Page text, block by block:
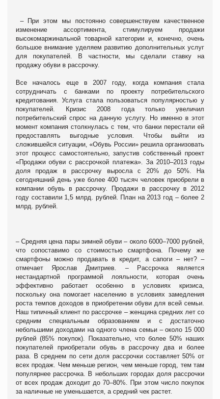
– При этом мы постоянно совершенствуем качественное
изменение ассортимента, стимулируем продажи
высокомаржинальной товарной категории и, конечно, очень
большое внимание уделяем развитию дополнительных услуг
для покупателей. В частности, мы сделали ставку на
продажу обуви в рассрочку.
Все началось еще в 2007 году, когда компания стала
сотрудничать с банками по проекту потребительского
кредитования. Услуга стала пользоваться популярностью у
покупателей. Кризис 2008 года только увеличил
потребительский спрос на данную услугу. Но именно в этот
момент компания столкнулась с тем, что банки перестали ей
предоставлять выгодные условия. Чтобы выйти из
сложившейся ситуации, «Обувь России» решила организовать
этот процесс самостоятельно, запустив собственный проект
«Продажи обуви с рассрочкой платежа». За 2010–2013 годы
доля продаж в рассрочку выросла с 20% до 50%. На
сегодняшний день уже более 400 тысяч человек приобрели в
компании обувь в рассрочку. Продажи в рассрочку в 2012
году составили 1,5 млрд. рублей. План на 2013 год – более 2
млрд. рублей.
– Средняя цена пары зимней обуви – около 6000–7000 рублей,
что сопоставимо со стоимостью смартфона. Почему же
смартфоны можно продавать в кредит, а сапоги – нет? –
отмечает Ярослав Дмитриев. – Рассрочка является
нестандартной программой лояльности, которая очень
эффективно работает особенно в условиях кризиса,
поскольку она помогает населению в условиях замедления
роста темпов доходов в приобретении обуви для всей семьи.
Наш типичный клиент по рассрочке – женщина средних лет со
средним специальным образованием и с достаточно
небольшими доходами на одного члена семьи – около 15 000
рублей (85% покупок). Показательно, что более 50% наших
покупателей приобретали обувь в рассрочку два и более
раза. В среднем по сети доля рассрочки составляет 50% от
всех продаж. Чем меньше регион, чем меньше город, тем там
популярнее рассрочка. В небольших городах доля рассрочки
от всех продаж доходит до 70–80%. При этом число покупок
за наличные не уменьшается, а средний чек растет.